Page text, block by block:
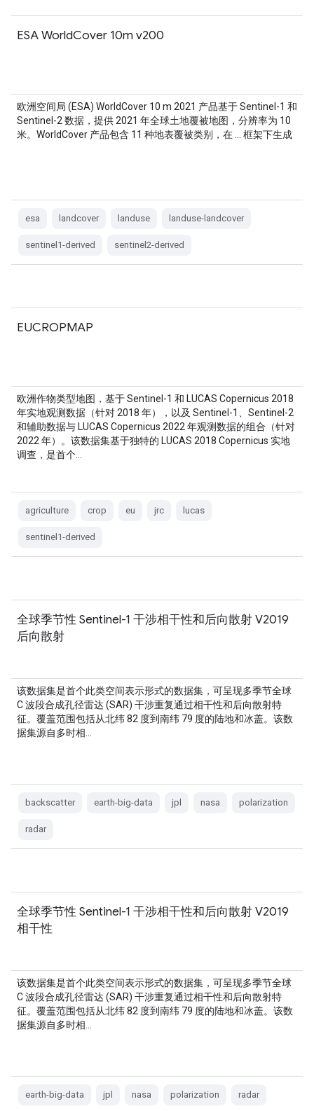
ESA WorldCover 10m v200
欧洲空间局 (ESA) WorldCover 10 m 2021 产品基于 Sentinel-1 和
Sentinel-2 数据，提供 2021 年全球土地覆被地图，分辨率为 10
米。WorldCover 产品包含 11 种地表覆被类别，在 … 框架下生成
esa landcover landuse landuse-landcover
sentinel1-derived sentinel2-derived
EUCROPMAP
欧洲作物类型地图，基于 Sentinel-1 和 LUCAS Copernicus 2018
年实地观测数据（针对 2018 年），以及 Sentinel-1、Sentinel-2
和辅助数据与 LUCAS Copernicus 2022 年观测数据的组合（针对
2022 年）。该数据集基于独特的 LUCAS 2018 Copernicus 实地
调查，是首个…
agriculture crop eu jrc lucas
sentinel1-derived
全球季节性 Sentinel-1 干涉相干性和后向散射 V2019
后向散射
该数据集是首个此类空间表示形式的数据集，可呈现多季节全球
C 波段合成孔径雷达 (SAR) 干涉重复通过相干性和后向散射特
征。覆盖范围包括从北纬 82 度到南纬 79 度的陆地和冰盖。该数
据集源自多时相…
backscatter earth-big-data jpl nasa polarization
radar
全球季节性 Sentinel-1 干涉相干性和后向散射 V2019
相干性
该数据集是首个此类空间表示形式的数据集，可呈现多季节全球
C 波段合成孔径雷达 (SAR) 干涉重复通过相干性和后向散射特
征。覆盖范围包括从北纬 82 度到南纬 79 度的陆地和冰盖。该数
据集源自多时相…
earth-big-data jpl nasa polarization radar